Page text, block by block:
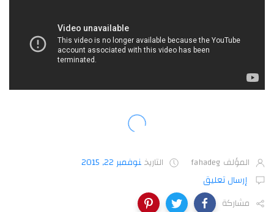
المؤلف fahadeg التاريخنوفمبر 22, 2015
إرسال تعليق
مشاركة